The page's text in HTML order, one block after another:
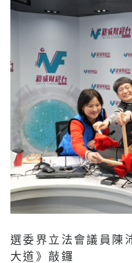
選委界立法會議員陳
大道》敲鑼